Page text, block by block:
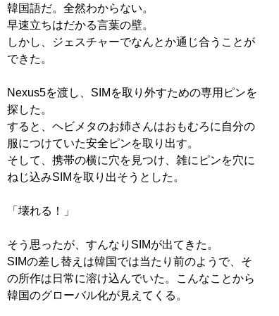
韓国語だ。全然わからない。
早速立ちはだかる言葉の壁。
しかし、ジェスチャーでなんとか通じ合うことが
できた。
Nexus5を渡し、SIMを取り外すための専用ピンを
探した。
すると、ヘビメタのお姉さんはおもむろに自分の
服につけていた安全ピンを取り出す。
そして、携帯の横に穴を見つけ、雑にピンを穴に
ねじ込みSIMを取り出そうとした。
「壊れる！」
そう思ったが、すんなりSIMが出てきた。
SIMの差し替えは韓国では当たり前のようで、そ
の所作は日常に溶け込んでいた。こんなことから
韓国のグローバル化が見えてくる。